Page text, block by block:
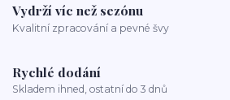
Vydrží víc než sezónu
Kvalitní zpracování a pevné švy
Rychlé dodání
Skladem ihned, ostatní do 3 dnů